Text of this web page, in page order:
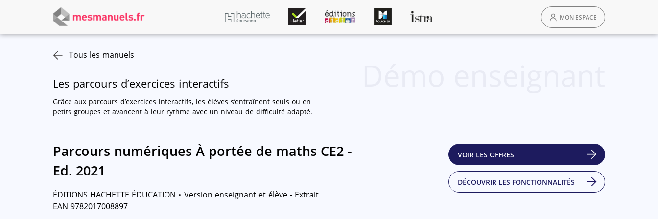
MON ESPACE
Tous les manuels
Les parcours d’exercices interactifs
Grâce aux parcours d’exercices interactifs, les élèves s’entraînent seuls ou en
petits groupes et avancent à leur rythme avec un niveau de difficulté adapté.
Parcours numériques À portée de maths CE2 -
Ed. 2021
ÉDITIONS HACHETTE ÉDUCATION · Version enseignant et élève - Extrait
EAN 9782017008897
VOIR LES OFFRES
DÉCOUVRIR LES FONCTIONNALITÉS